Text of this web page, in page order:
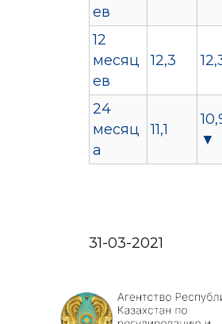
ев
12
месяц
ев
12,3
24
месяц
а
11,1
▼
31-03-2021